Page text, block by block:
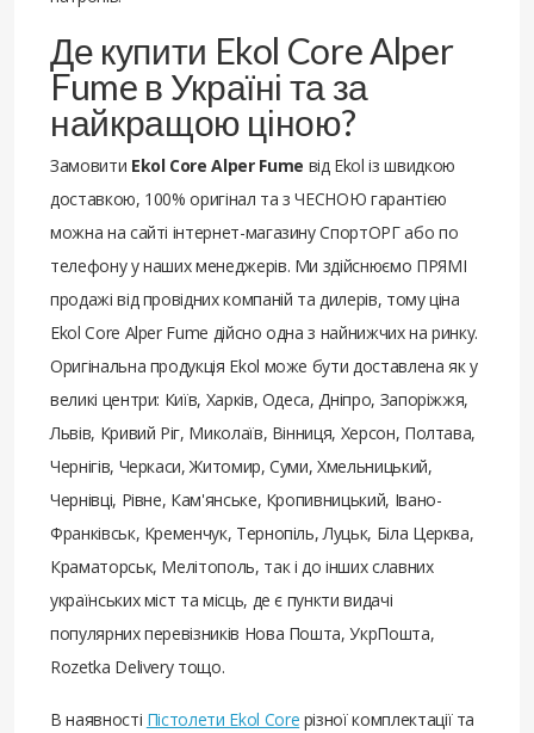
Де купити Ekol Core Alper
Fume в Україні та за
найкращою ціною?
Замовити Ekol Core Alper Fume від Ekol із швидкою
доставкою, 100% оригінал та з ЧЕСНОЮ гарантією
можна на сайті інтернет-магазину СпортОРГ або по
телефону у наших менеджерів. Ми здійснюємо ПРЯМІ
продажі від провідних компаній та дилерів, тому ціна
Ekol Core Alper Fume дійсно одна з найнижчих на ринку.
Оригінальна продукція Ekol може бути доставлена ​​як у
великі центри: Київ, Харків, Одеса, Дніпро, Запоріжжя,
Львів, Кривий Ріг, Миколаїв, Вінниця, Херсон, Полтава,
Чернігів, Черкаси, Житомир, Суми, Хмельницький,
Чернівці, Рівне, Кам'янське, Кропивницький, Івано-
Франківськ, Кременчук, Тернопіль, Луцьк, Біла Церква,
Краматорськ, Мелітополь, так і до інших славних
українських міст та місць, де є пункти видачі
популярних перевізників Нова Пошта, УкрПошта,
Rozetka Delivery тощо.
В наявності Пістолети Ekol Core різної комплектації та